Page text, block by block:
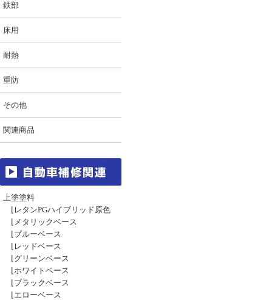
鉄部
床用
耐熱
重防
その他
関連商品
上塗塗料
レタンPGハイブリッド原色
メタリックベース
ブルーベース
レッドベース
グリーンベース
ホワイトベース
ブラックベース
エローベース